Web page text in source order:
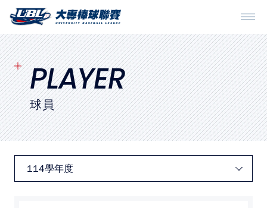
SITEMAP
首頁
球隊戰績
賽程表
球隊與球員
PLAYER
球員